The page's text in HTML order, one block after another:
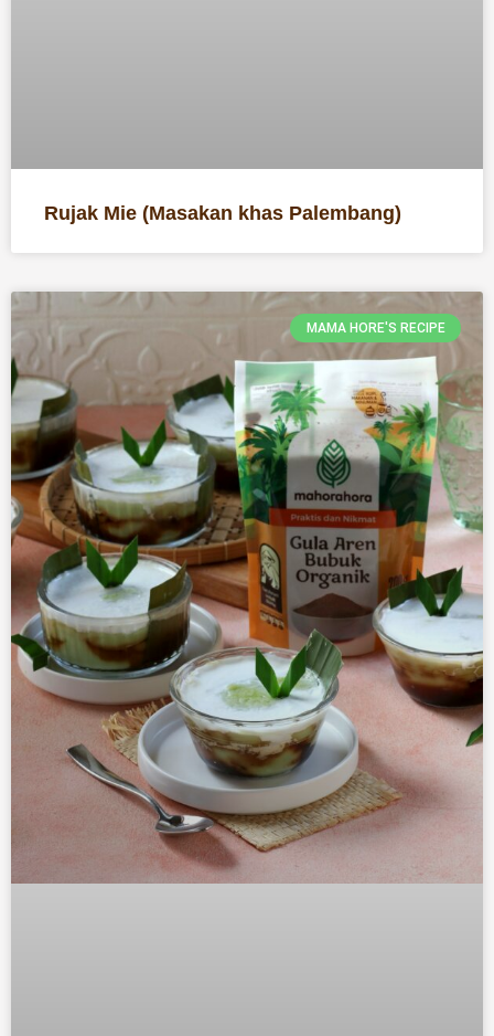
Rujak Mie (Masakan khas Palembang)
MAMA HORE'S RECIPE